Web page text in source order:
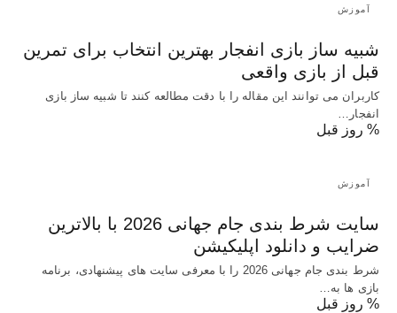
آموزش
شبیه ساز بازی انفجار بهترین انتخاب برای تمرین
قبل از بازی واقعی
کاربران می توانند این مقاله را با دقت مطالعه کنند تا شبیه ساز بازی
انفجار…
% روز قبل
آموزش
سایت شرط بندی جام جهانی 2026 با بالاترین
ضرایب و دانلود اپلیکیشن
شرط بندی جام جهانی 2026 را با معرفی سایت های پیشنهادی، برنامه
بازی ها به…
% روز قبل